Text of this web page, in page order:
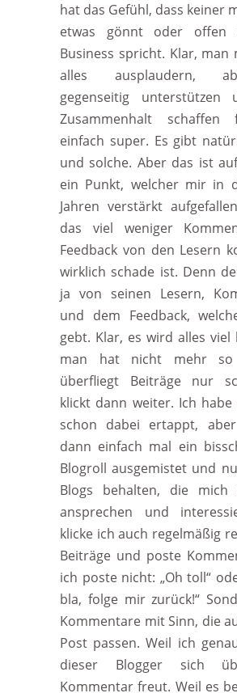
hat das Gefühl, dass keiner
etwas gönnt oder offen
Business spricht. Klar, man
alles ausplaudern,
gegenseitig unterstützen
Zusammenhalt schaffen
einfach super. Es gibt
und solche. Aber das ist
ein Punkt, welcher mir in
Jahren verstärkt
das viel weniger
Feedback von den Lesern
wirklich schade ist. Denn
ja von seinen Lesern,
und dem Feedback,
gebt. Klar, es wird alles viel
man hat nicht mehr so
überfliegt Beiträge nur
klickt dann weiter. Ich
schon dabei ertappt,
dann einfach mal ein
Blogroll ausgemistet und
Blogs behalten, die mich
ansprechen und
klicke ich auch regelmäßig
Beiträge und poste
ich poste nicht: „Oh toll“
bla, folge mir zurück!“
Kommentare mit Sinn, die
Post passen. Weil ich
dieser Blogger sich
Kommentar freut. Weil es